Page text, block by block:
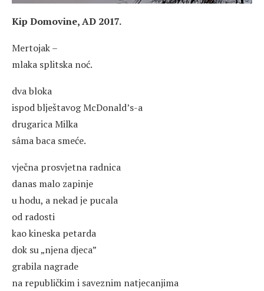
Kip Domovine, AD 2017.
Mertojak –
mlaka splitska noć.
dva bloka
ispod blještavog McDonald’s-a
drugarica Milka
sâma baca smeće.
vječna prosvjetna radnica
danas malo zapinje
u hodu, a nekad je pucala
od radosti
kao kineska petarda
dok su „njena djeca”
grabila nagrade
na republičkim i saveznim natjecanjima